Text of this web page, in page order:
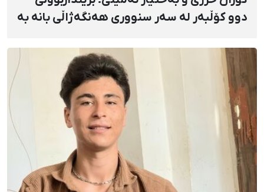
دوو کۆڵبەر لە سەر سنووری هەنگەژاڵی بانه بە
تەقینەوەی مین